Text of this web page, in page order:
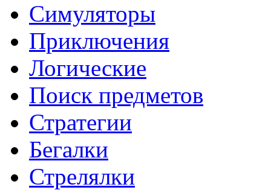
Симуляторы
Приключения
Логические
Поиск предметов
Стратегии
Бегалки
Стрелялки